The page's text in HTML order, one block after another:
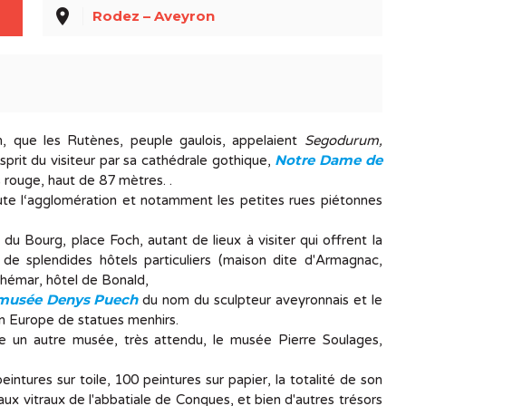
place Rodez – Aveyron
que les Rutènes, peuple gaulois, appelaient Segodurum,
du visiteur par sa cathédrale gothique, Notre Dame de
haut de 87 mètres. .
l‘agglomération et notamment les petites rues piétonnes
Bourg, place Foch, autant de lieux à visiter qui offrent la
splendides hôtels particuliers (maison dite d'Armagnac,
hôtel de Bonald,
Denys Puechdu nom du sculpteur aveyronnais et le
de statues menhirs.
autre musée, très attendu, le musée Pierre Soulages,
sur toile, 100 peintures sur papier, la totalité de son
vitraux de l'abbatiale de Conques, et bien d'autres trésors